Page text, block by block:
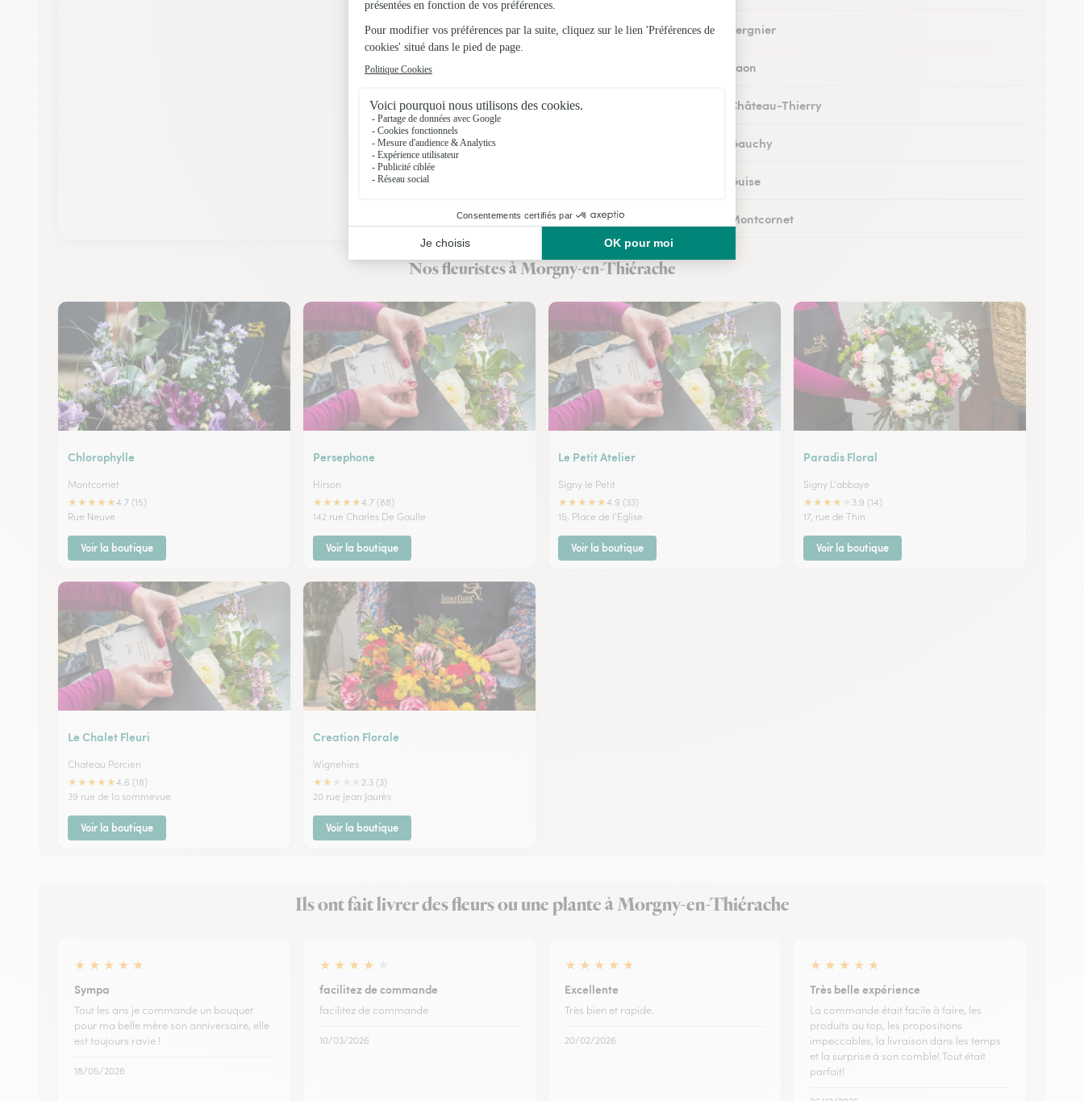
Fleuristes à Tergnier
Fleuristes à Laon
Fleuristes à Château-Thierry
Fleuristes à Gauchy
Fleuristes à Guise
Fleuristes à Montcornet
Fleuristes à Condren
Nos fleuristes à Morgny-en-Thiérache
Chlorophylle
Montcornet
★★★★★4.7 (15)
Rue Neuve
Voir la boutique
Persephone
Hirson
★★★★★4.7 (88)
142 rue Charles De Gaulle
Voir la boutique
Le Petit Atelier
Signy le Petit
★★★★★4.9 (33)
15, Place de l'Eglise
Voir la boutique
Paradis Floral
Signy L'abbaye
★★★★
3.9 (14)
17, rue de Thin
Voir la boutique
Le Chalet Fleuri
Chateau Porcien
★★★★★4.6 (18)
39 rue de la sommevue
Voir la boutique
Creation Florale
Wignehies
★★
2.3 (3)
20 rue Jean Jaurès
Voir la boutique
Ils ont fait livrer des fleurs ou une plante à Morgny-en-Thiérache
★ ★ ★ ★ ★
Sympa
Tout les ans je commande un bouquet
pour ma belle mère son anniversaire, elle
est toujours ravie !
18/05/2026
★ ★ ★ ★
facilitez de commande
facilitez de commande
10/03/2026
★ ★ ★ ★ ★
Excellente
Très bien et rapide.
20/02/2026
★ ★ ★ ★ ★
Très belle expérience
La commande était facile à faire, les
produits au top, les propositions
impeccables, la livraison dans les temps
et la surprise à son comble! Tout était
parfait!